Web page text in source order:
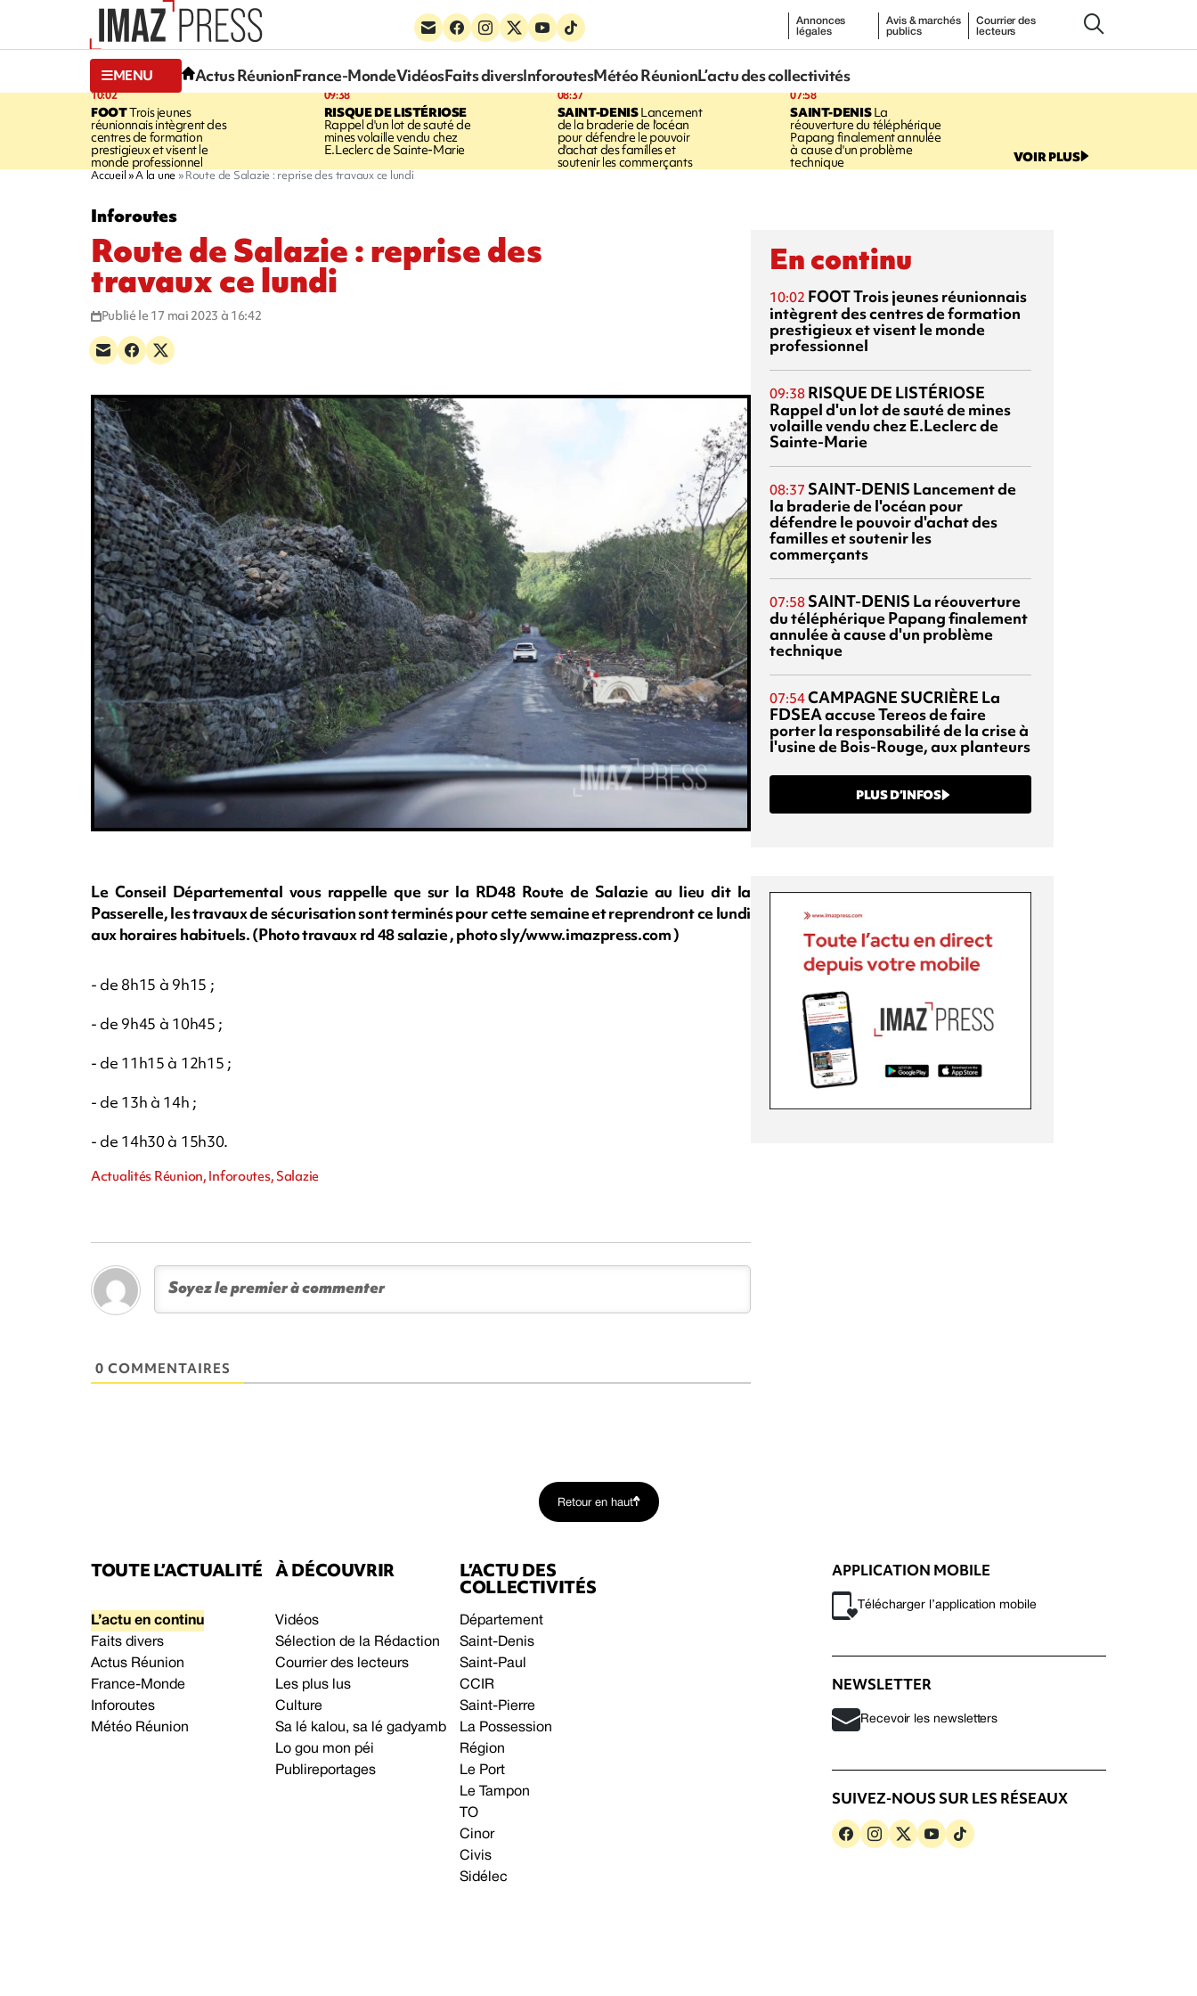
Annonces
légales
Avis & marchés
publics
Courrier des
lecteurs
MENU Actus RéunionFrance-MondeVidéosFaits diversInforoutesMétéo RéunionL’actu des collectivités
10:02
FOOTTrois jeunes
réunionnais intègrent des
centres de formation
prestigieux et visent le
monde professionnel
09:38
RISQUE DE LISTÉRIOSE
Rappel d'un lot de sauté de
mines volaille vendu chez
E.Leclerc de Sainte-Marie
08:37
SAINT-DENISLancement
de la braderie de l'océan
pour défendre le pouvoir
d'achat des familles et
soutenir les commerçants
07:58
SAINT-DENISLa
réouverture du téléphérique
Papang finalement annulée
à cause d'un problème
technique VOIR PLUS
Accueil A la une Route de Salazie : reprise des travaux ce lundi
Inforoutes
Route de Salazie : reprise des
travaux ce lundi
Publié le 17 mai 2023 à 16:42
Le Conseil Départemental vous rappelle que sur la RD48 Route de Salazie au lieu dit la
Passerelle, les travaux de sécurisation sont terminés pour cette semaine et reprendront ce lundi
aux horaires habituels. (Photo travaux rd 48 salazie , photo sly/www.imazpress.com )
- de 8h15 à 9h15 ;
- de 9h45 à 10h45 ;
- de 11h15 à 12h15 ;
- de 13h à 14h ;
- de 14h30 à 15h30.
Actualités Réunion, Inforoutes, Salazie
0 COMMENTAIRES
En continu
10:02 FOOTTrois jeunes réunionnais
intègrent des centres de formation
prestigieux et visent le monde
professionnel
09:38 RISQUE DE LISTÉRIOSE
Rappel d'un lot de sauté de mines
volaille vendu chez E.Leclerc de
Sainte-Marie
08:37 SAINT-DENIS Lancement de
la braderie de l'océan pour
défendre le pouvoir d'achat des
familles et soutenir les
commerçants
07:58 SAINT-DENIS La réouverture
du téléphérique Papang finalement
annulée à cause d'un problème
technique
07:54CAMPAGNE SUCRIÈRE La
FDSEA accuse Tereos de faire
porter la responsabilité de la crise à
l'usine de Bois-Rouge, aux planteurs
PLUS D’INFOS
Retour en haut
TOUTE L’ACTUALITÉ
L’actu en continu
Faits divers
Actus Réunion
France-Monde
Inforoutes
Météo Réunion
À DÉCOUVRIR
Vidéos
Sélection de la Rédaction
Courrier des lecteurs
Les plus lus
Culture
Sa lé kalou, sa lé gadyamb
Lo gou mon péi
Publireportages
L’ACTU DES
COLLECTIVITÉS
Département
Saint-Denis
Saint-Paul
CCIR
Saint-Pierre
La Possession
Région
Le Port
Le Tampon
TO
Cinor
Civis
Sidélec
APPLICATION MOBILE
Télécharger l’application mobile
NEWSLETTER
Recevoir les newsletters
SUIVEZ-NOUS SUR LES RÉSEAUX